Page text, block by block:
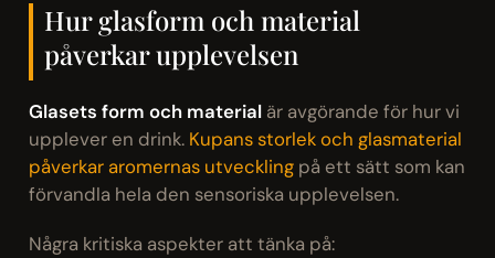
Hur glasform och material
påverkar upplevelsen
Glasets form och materialär avgörande för hur vi
upplever en drink. Kupans storlek och glasmaterial
påverkar aromernas utvecklingpå ett sätt som kan
förvandla hela den sensoriska upplevelsen.
Några kritiska aspekter att tänka på: